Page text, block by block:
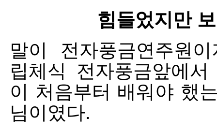
힘들었지만
말이 전자풍금연주원
립체식 전자풍금앞에
이 처음부터 배워야 했
님이였다.